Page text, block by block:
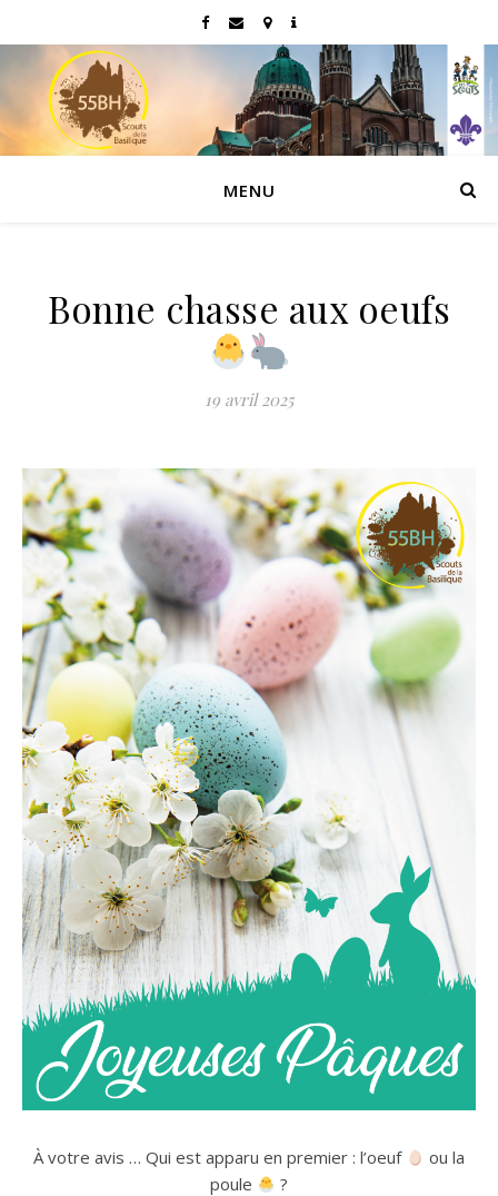
MENU
Bonne chasse aux oeufs
19 avril 2025
À votre avis … Qui est apparu en premier : l’oeuf
ou la
poule
?